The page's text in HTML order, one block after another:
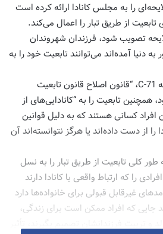
را به مجلس کانادا ارائه کرده است
از طریق تبار را اعمال می‌کند.
تصویب شود، فرزندان شهروندان
دنیا آمده‌اند می‌توانند تابعیت خود را به
این لایحه که به عنوان لایحه C-71، “قانون اصلاح قانون تابعیت
همچنین تابعیت را به “کانادایی‌های از
افراد کسانی هستند که به دلیل قوانین
را از دست داده‌اند یا هرگز نتوانسته‌اند آن
کلی تابعیت از طریق تبار را به نسل
را که ارتباط واقعی با کانادا دارند
غیرقابل قبولی برای خانواده‌ها دارد
جایی که افراد ممکن است برای زندگی،